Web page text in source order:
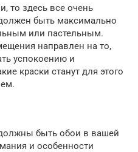
то здесь все очень
быть максимально
или пастельным.
направлен на то,
успокоению и
краски станут для этого
быть обои в вашей
и особенности